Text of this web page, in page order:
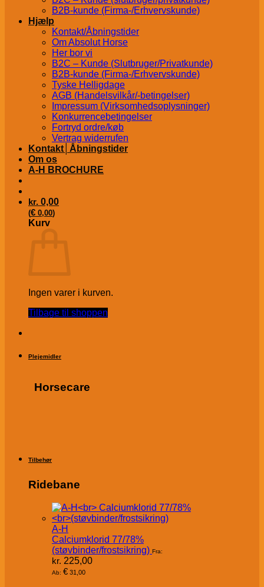
B2B-kunde (Firma-/Erhvervskunde)
Hjælp
Kontakt/Åbningstider
Om Absolut Horse
Her bor vi
B2C – Kunde (Slutbruger/Privatkunde)
B2B-kunde (Firma-/Erhvervskunde)
Tyske Helligdage
AGB (Handelsvilkår/-betingelser)
Impressum (Virksomhedsoplysninger)
Konkurrencebetingelser
Fortryd ordre/køb
Vertrag widerrufen
Kontakt│Åbningstider
Om os
A-H BROCHURE
kr. 0,00
(€ 0,00)
Kurv
Ingen varer i kurven.
Tilbage til shoppen
Plejemidler
Horsecare
Tilbehør
Ridebane
A-H
Calciumklorid 77/78%
(støvbinder/frostsikring) Fra:
kr. 225,00
Ab: € 31,00